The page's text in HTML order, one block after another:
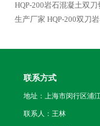
HQP-200岩石混凝土双刀
生产厂家 HQP-200双刀
联系方式
地址：上海市闵行区
联系人：王林